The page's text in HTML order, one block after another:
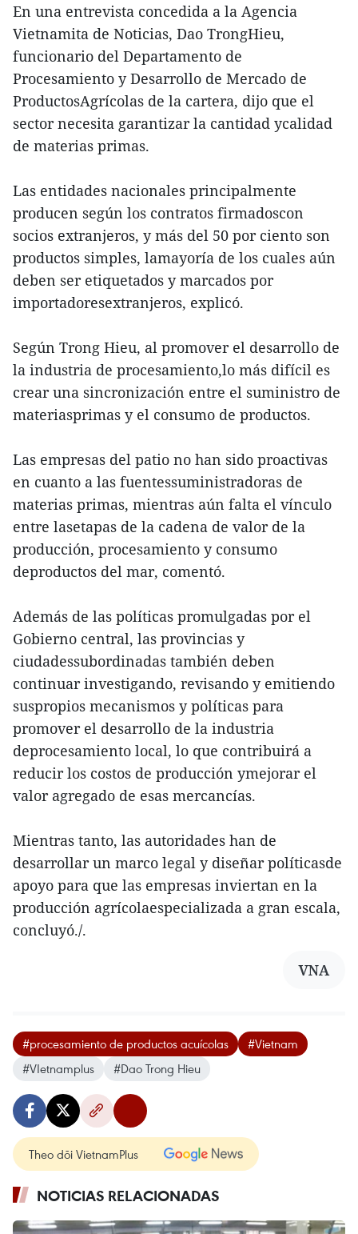
En una entrevista concedida a la Agencia
Vietnamita de Noticias, Dao TrongHieu,
funcionario del Departamento de
Procesamiento y Desarrollo de Mercado de
ProductosAgrícolas de la cartera, dijo que el
sector necesita garantizar la cantidad ycalidad
de materias primas.
Las entidades nacionales principalmente
producen según los contratos firmadoscon
socios extranjeros, y más del 50 por ciento son
productos simples, lamayoría de los cuales aún
deben ser etiquetados y marcados por
importadoresextranjeros, explicó.
Según Trong Hieu, al promover el desarrollo de
la industria de procesamiento,lo más difícil es
crear una sincronización entre el suministro de
materiasprimas y el consumo de productos.
Las empresas del patio no han sido proactivas
en cuanto a las fuentessuministradoras de
materias primas, mientras aún falta el vínculo
entre lasetapas de la cadena de valor de la
producción, procesamiento y consumo
deproductos del mar, comentó.
Además de las políticas promulgadas por el
Gobierno central, las provincias y
ciudadessubordinadas también deben
continuar investigando, revisando y emitiendo
suspropios mecanismos y políticas para
promover el desarrollo de la industria
deprocesamiento local, lo que contribuirá a
reducir los costos de producción ymejorar el
valor agregado de esas mercancías.
Mientras tanto, las autoridades han de
desarrollar un marco legal y diseñar políticasde
apoyo para que las empresas inviertan en la
producción agrícolaespecializada a gran escala,
concluyó./.
VNA
#procesamiento de productos acuícolas
#Vietnam
#VIetnamplus
#Dao Trong Hieu
Theo dõi VietnamPlus
NOTICIAS RELACIONADAS